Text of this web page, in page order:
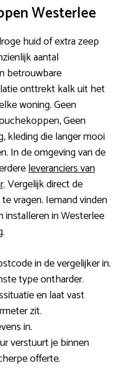
Westerlee
huid of extra zeep
aantal
betrouwbare
onttrekt kalk uit het
woning. Geen
Geen
kleding die langer mooi
In de omgeving van de
leveranciers van
. Vergelijk direct de
vragen. Iemand vinden
installeren in Westerlee
in de vergelijker in.
type ontharder.
en laat vast
zit.
in.
verstuurt je binnen
offerte.